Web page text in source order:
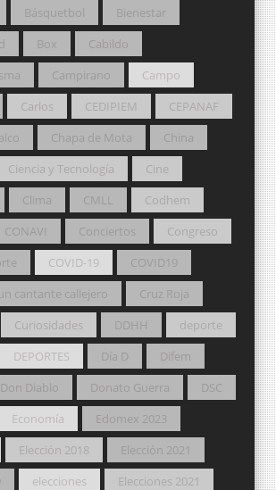
Básquetbol
Bienestar
Box
Cabildo
Campirano
Campo
Carlos CEDIPIEM
CEPANAF
Chapa de Mota
China
Ciencia y Tecnología
Cine
Clima CMLL
Codhem
CONAVI Conciertos
Congreso
COVID-19
COVID19
cantante callejero
Cruz Roja
Curiosidades DDHH
deporte
DEPORTES Día D
Difem
Don Diablo Donato Guerra
DSC
Economía
Edomex 2023
Elección 2018
Elección 2021
elecciones
Elecciones 2021